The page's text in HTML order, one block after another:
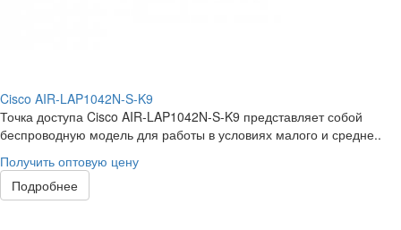
Cisco AIR-LAP1042N-S-K9
Точка доступа Cisco AIR-LAP1042N-S-K9 представляет собой
беспроводную модель для работы в условиях малого и средне..
Получить оптовую цену
Подробнее